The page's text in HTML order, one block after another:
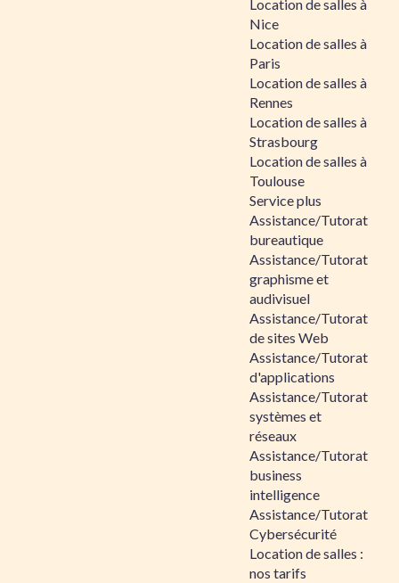
Location de salles à
Nice
Location de salles à
Paris
Location de salles à
Rennes
Location de salles à
Strasbourg
Location de salles à
Toulouse
Service plus
Assistance/Tutorat
bureautique
Assistance/Tutorat
graphisme et
audivisuel
Assistance/Tutorat
de sites Web
Assistance/Tutorat
d'applications
Assistance/Tutorat
systèmes et
réseaux
Assistance/Tutorat
business
intelligence
Assistance/Tutorat
Cybersécurité
Location de salles :
nos tarifs